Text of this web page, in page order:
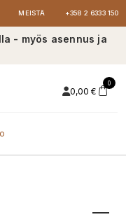
MEISTÄ +358 2 6333 150
- myös asennus ja
0,00 €
0